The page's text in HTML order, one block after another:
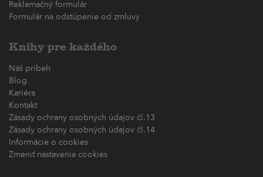
Reklamačný formulár
Formulár na odstúpenie od zmluvy
Knihy pre každého
Náš príbeh
Blog
Kariéra
Kontakt
Zásady ochrany osobných údajov čl.13
Zásady ochrany osobných údajov čl.14
Informácie o cookies
Zmeniť nastavenia cookies